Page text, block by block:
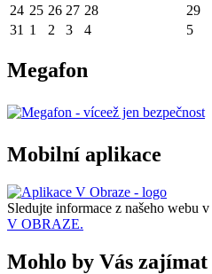
24 25 26 27 28 29
31 1 2 3 4 5
Megafon
Mobilní aplikace
Sledujte informace z našeho webu v
V OBRAZE.
Mohlo by Vás zajímat